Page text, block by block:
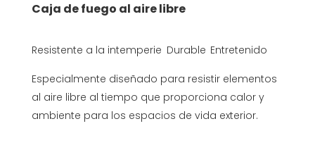
Caja de fuego al aire libre
Resistente a la intemperie Durable Entretenido
Especialmente diseñado para resistir elementos
al aire libre al tiempo que proporciona calor y
ambiente para los espacios de vida exterior.